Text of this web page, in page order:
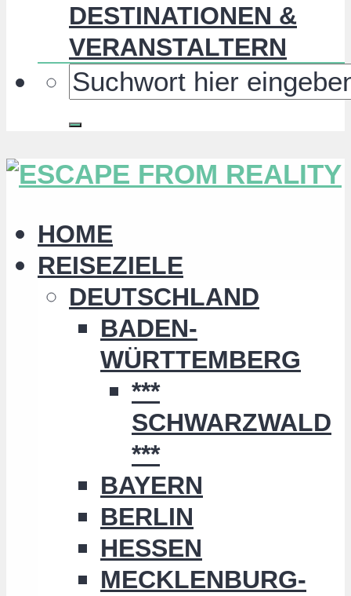
DESTINATIONEN &
VERANSTALTERN
HOME
REISEZIELE
DEUTSCHLAND
BADEN-
WÜRTTEMBERG
***
SCHWARZWALD
***
BAYERN
BERLIN
HESSEN
MECKLENBURG-